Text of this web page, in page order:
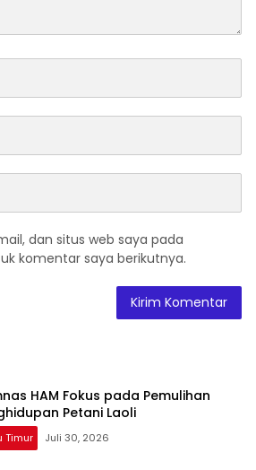
dan situs web saya pada
komentar saya berikutnya.
HAM Fokus pada Pemulihan
Petani Laoli
Timur Juli 30, 2026